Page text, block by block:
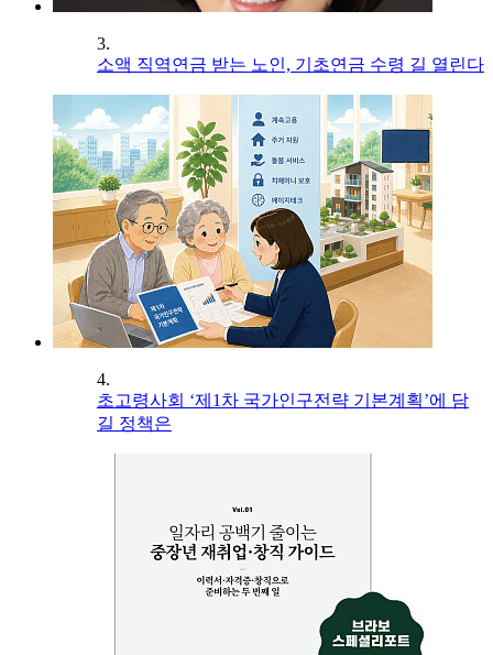
3.
소액 직역연금 받는 노인, 기초연금 수령 길 열린다
4.
초고령사회 ‘제1차 국가인구전략 기본계획’에 담
길 정책은